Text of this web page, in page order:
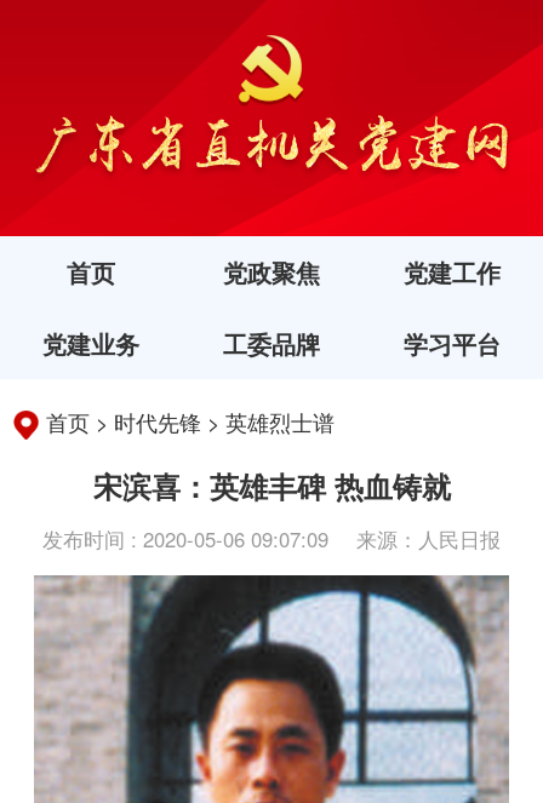
首页 党政聚焦 党建工作
党建业务 工委品牌 学习平台
首页 > 时代先锋 >英雄烈士谱
宋滨喜：英雄丰碑 热血铸就
发布时间 : 2020-05-06 09:07:09 来源：人民日报